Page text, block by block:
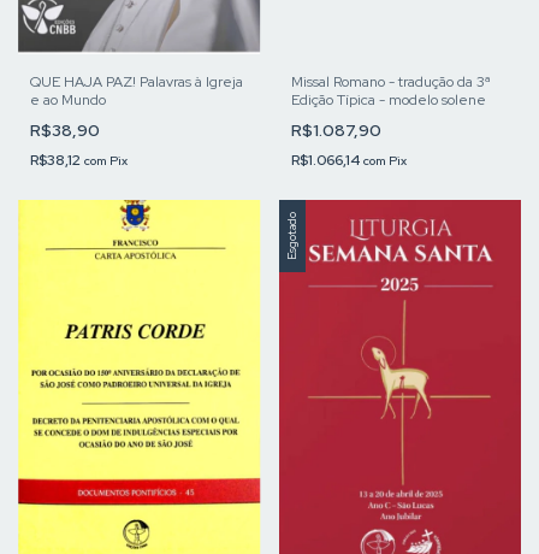
QUE HAJA PAZ! Palavras à Igreja
e ao Mundo
R$38,90
R$38,12 com Pix
Missal Romano - tradução da 3ª
Edição Típica - modelo solene
R$1.087,90
R$1.066,14 com Pix
Esgotado